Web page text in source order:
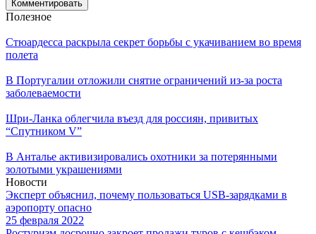
Полезное
Стюардесса раскрыла секрет борьбы с укачиванием во время
полета
В Португалии отложили снятие ограничений из-за роста
заболеваемости
Шри-Ланка облегчила въезд для россиян, привитых
“Спутником V”
В Анталье активизировались охотники за потерянными
золотыми украшениями
Новости
Эксперт объяснил, почему пользоваться USB-зарядками в
аэропорту опасно
25 февраля 2022